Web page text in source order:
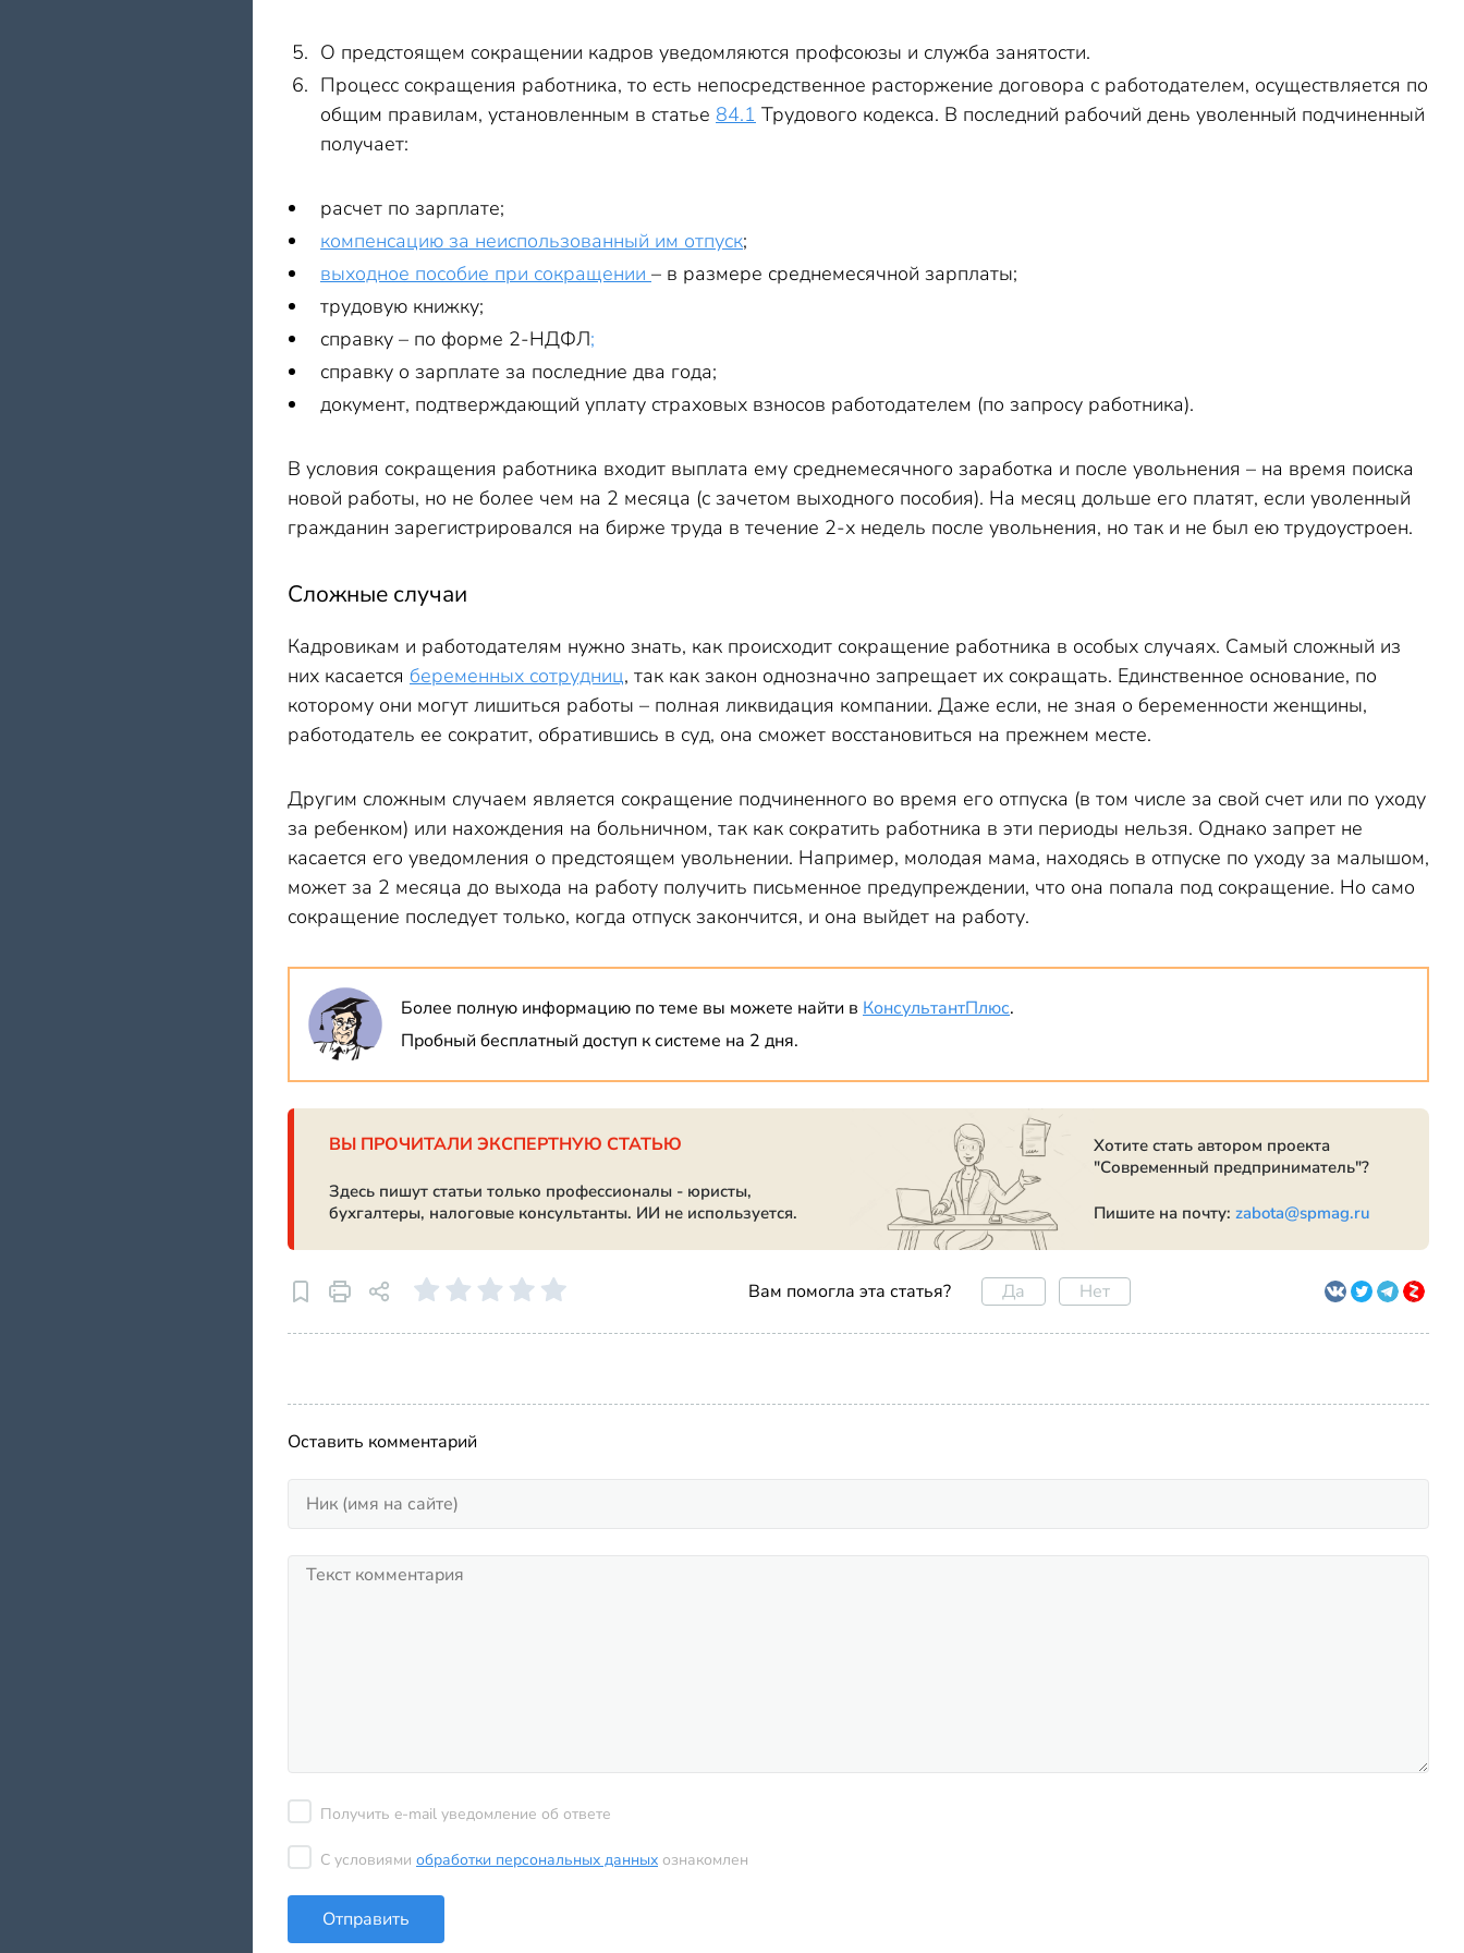
О предстоящем сокращении кадров уведомляются профсоюзы и служба занятости.
Процесс сокращения работника, то есть непосредственное расторжение договора с работодателем, осуществляется по
общим правилам, установленным в статье 84.1 Трудового кодекса. В последний рабочий день уволенный подчиненный
получает:
расчет по зарплате;
компенсацию за неиспользованный им отпуск;
выходное пособие при сокращении – в размере среднемесячной зарплаты;
трудовую книжку;
справку – по форме 2-НДФЛ;
справку о зарплате за последние два года;
документ, подтверждающий уплату страховых взносов работодателем (по запросу работника).
В условия сокращения работника входит выплата ему среднемесячного заработка и после увольнения – на время поиска
новой работы, но не более чем на 2 месяца (с зачетом выходного пособия). На месяц дольше его платят, если уволенный
гражданин зарегистрировался на бирже труда в течение 2-х недель после увольнения, но так и не был ею трудоустроен.
Сложные случаи
Кадровикам и работодателям нужно знать, как происходит сокращение работника в особых случаях. Самый сложный из
них касается беременных сотрудниц, так как закон однозначно запрещает их сокращать. Единственное основание, по
которому они могут лишиться работы – полная ликвидация компании. Даже если, не зная о беременности женщины,
работодатель ее сократит, обратившись в суд, она сможет восстановиться на прежнем месте.
Другим сложным случаем является сокращение подчиненного во время его отпуска (в том числе за свой счет или по уходу
за ребенком) или нахождения на больничном, так как сократить работника в эти периоды нельзя. Однако запрет не
касается его уведомления о предстоящем увольнении. Например, молодая мама, находясь в отпуске по уходу за малышом,
может за 2 месяца до выхода на работу получить письменное предупреждении, что она попала под сокращение. Но само
сокращение последует только, когда отпуск закончится, и она выйдет на работу.
Более полную информацию по теме вы можете найти в КонсультантПлюс.
Пробный бесплатный доступ к системе на 2 дня.
ВЫ ПРОЧИТАЛИ ЭКСПЕРТНУЮ СТАТЬЮ
Здесь пишут статьи только профессионалы - юристы,
бухгалтеры, налоговые консультанты. ИИ не используется.
Хотите стать автором проекта
"Современный предприниматель"?
Пишите на почту:zabota@spmag.ru
Вам помогла эта статья? Да Нет
Оставить комментарий
Получить e-mail уведомление об ответе
С условиями обработки персональных данных ознакомлен
Отправить